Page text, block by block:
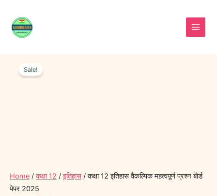
content
Sale!
Home /कक्षा 12 /इतिहास/ कक्षा 12 इतिहास वैकल्पिक महत्वपूर्ण प्रश्न बोर्ड
पेपर 2025
price
इतिहास